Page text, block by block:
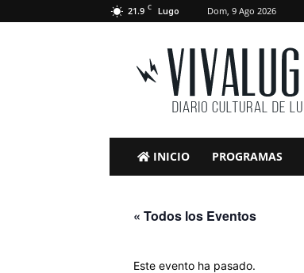
21.9 C Lugo Dom, 9 Ago 2026
VivaLugo
INICIO PROGRAMAS
« Todos los Eventos
Este evento ha pasado.